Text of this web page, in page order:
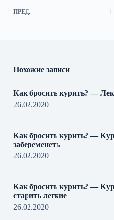
ПРЕД.
Похожие записи
Как бросить курить? —
26.02.2020
Как бросить курить? —
забеременеть
26.02.2020
Как бросить курить? —
старить легкие
26.02.2020